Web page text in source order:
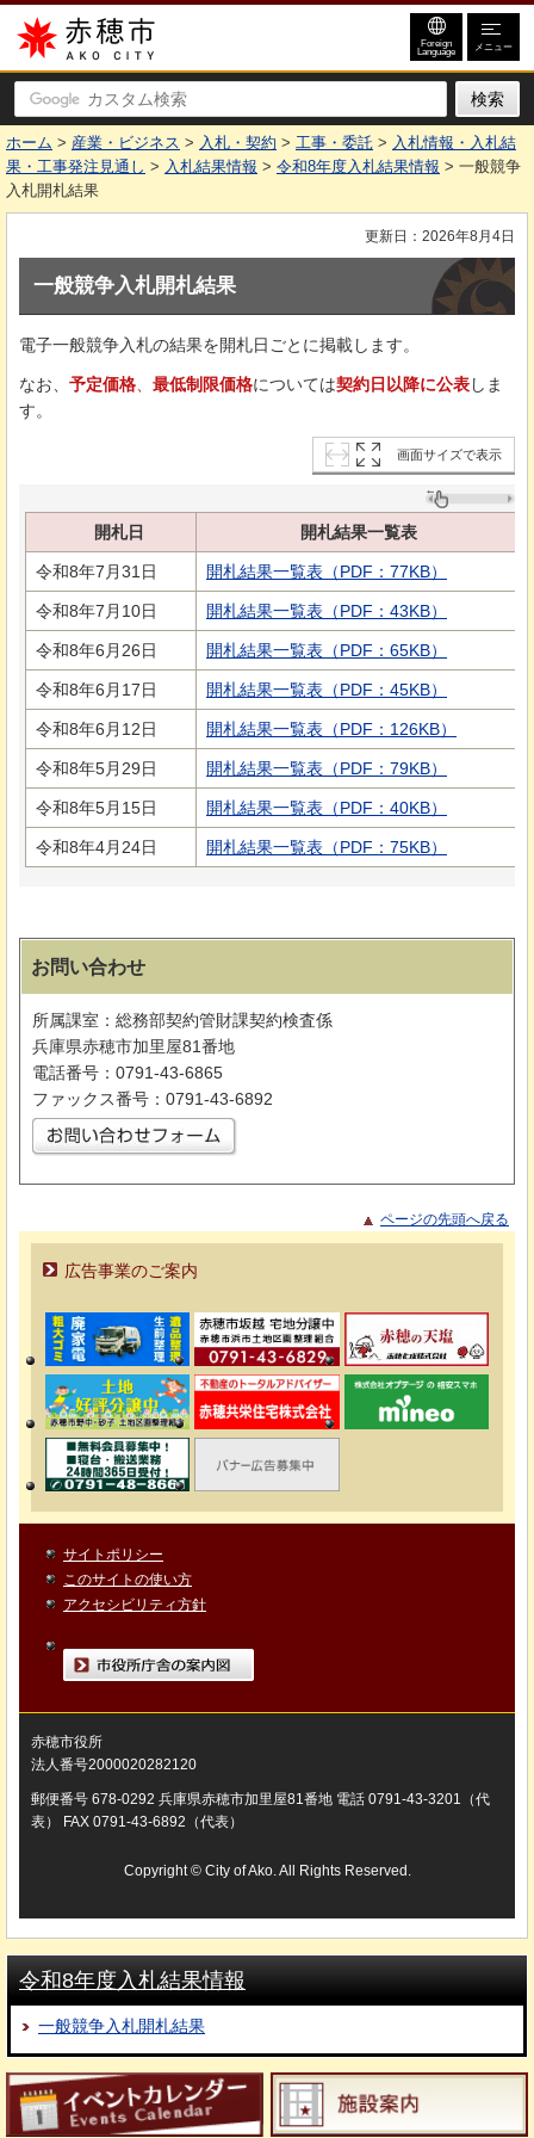
赤穂市
Foreign
Language メニュー
ホーム > 産業・ビジネス > 入札・契約 > 工事・委託 > 入札情報・入札結
果・工事発注見通し > 入札結果情報 > 令和8年度入札結果情報 > 一般競争
入札開札結果
更新日：2026年8月4日
一般競争入札開札結果
電子一般競争入札の結果を開札日ごとに掲載します。
なお、 予定価格 最低制限価格については契約日以降に公表しま
す。
画面サイズで表示
開札日 開札結果一覧表
令和8年7月31日 開札結果一覧表（PDF：77KB）
令和8年7月10日 開札結果一覧表（PDF：43KB）
令和8年6月26日 開札結果一覧表（PDF：65KB）
令和8年6月17日 開札結果一覧表（PDF：45KB）
令和8年6月12日 開札結果一覧表（PDF：126KB）
令和8年5月29日 開札結果一覧表（PDF：79KB）
令和8年5月15日 開札結果一覧表（PDF：40KB）
令和8年4月24日 開札結果一覧表（PDF：75KB）
お問い合わせ
所属課室：総務部契約管財課契約検査係
兵庫県赤穂市加里屋81番地
電話番号：0791-43-6865
ファックス番号：0791-43-6892
ページの先頭へ戻る
広告事業のご案内
サイトポリシー
このサイトの使い方
アクセシビリティ方針
市役所庁舎の案内図
赤穂市役所
法人番号2000020282120
郵便番号 678-0292 兵庫県赤穂市加里屋81番地 電話 0791-43-3201（代
表） FAX 0791-43-6892（代表）
Copyright © City of Ako. All Rights Reserved.
令和8年度入札結果情報
一般競争入札開札結果